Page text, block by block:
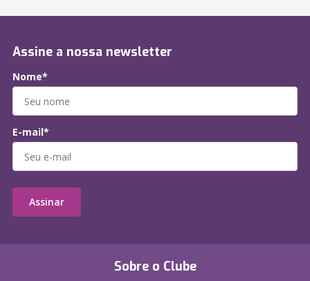
Sobre o Clube
Assine a nossa newsletter
Nome*
E-mail*
Assinar